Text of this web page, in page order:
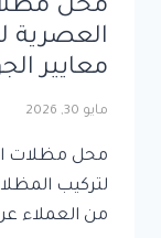
محل
العصرية
معايير
مايو 30, 2026
محل مظلات
لتركيب
من العملاء